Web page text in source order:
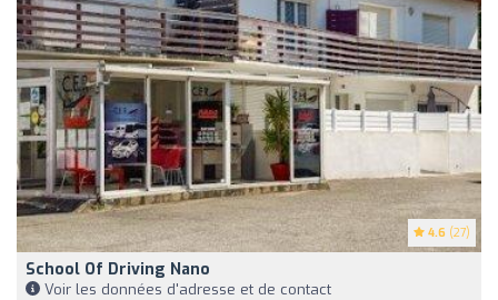
4.6 (27)
School Of Driving Nano
Voir les données d'adresse et de contact